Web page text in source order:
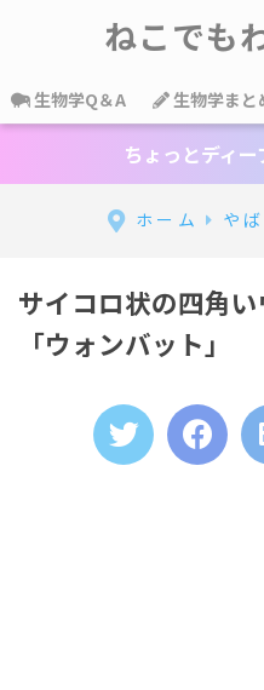
ねこでも
生物学Q＆A 生物学まと
ちょっとディ
ホーム や
サイコロ状の四角
「ウォンバット」